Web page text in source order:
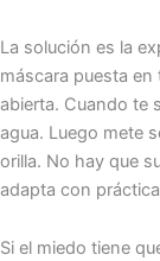
La solución es la
máscara puesta
abierta. Cuando te
agua. Luego mete
orilla. No hay que
adapta con
Si el miedo tiene